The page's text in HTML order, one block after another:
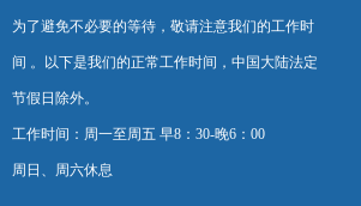
为了避免不必要的等待，敬请注意我们的工作时
间 。以下是我们的正常工作时间，中国大陆法定
节假日除外。
工作时间：周一至周五 早8：30-晚6：00
周日、周六休息